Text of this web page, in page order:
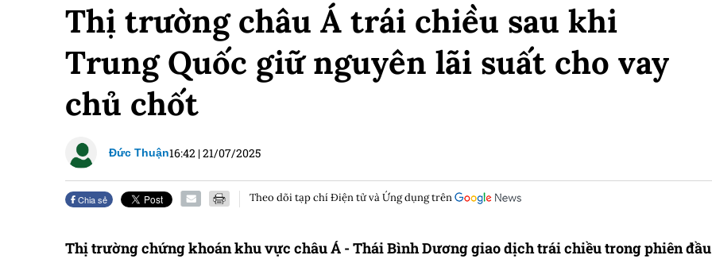
Thị trường châu Á trái chiều sau khi
Trung Quốc giữ nguyên lãi suất cho vay
chủ chốt
Đức Thuận16:42 |21/07/2025
Chia sẻ Theo dõi tạp chí Điện tử và Ứng dụng trên
Thị trường chứng khoán khu vực châu Á - Thái Bình Dương giao dịch trái chiều trong phiên đầu